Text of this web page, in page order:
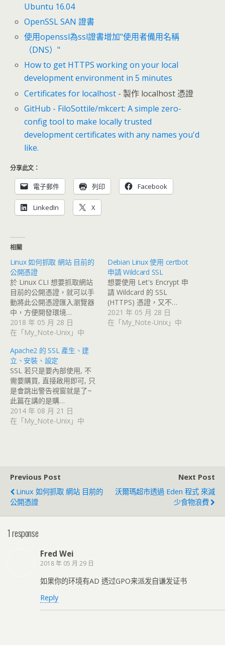
Ubuntu 16.04
OpenSSL SAN 證書
使用openssl為ssl證書增加"使用者備用名稱
（DNS）"
How to get HTTPS working on your local
development environment in 5 minutes
Certificates for localhost - 製作 localhost 憑證
GitHub - FiloSottile/mkcert: A simple zero-
config tool to make locally trusted
development certificates with any names you'd
like.
分享此文：
電子郵件 列印 Facebook
LinkedIn X
相關
Linux 如何抓取 網站 目前的
公開憑證
於 Linux CLI 想要抓取網站
目前的公開憑證，就可以手
動將此公開憑證匯入瀏覽器
中，方便開發環境…
2018 年 05 月 28 日
在「My_Note-Unix」中
Debian Linux 使用 certbot
申請 Wildcard SSL
想要使用 Let's Encrypt 申
請 Wildcard 的 SSL
(HTTPS) 憑證，又不…
2021 年 05 月 28 日
在「My_Note-Unix」中
Apache2 的 SSL 產生、建
立、安裝、設定
SSL 若只是要內部使用, 不
需要購買, 直接啟用即可, 只
是會跳出警告視窗就是了~
此篇在講的是購…
2014 年 08 月 21 日
在「My_Note-Unix」中
Previous Post
Linux 如何抓取 網站 目前的
公開憑證
Next Post
沃爾瑪超市透過 Eden 程式 來減
少食物浪費
1 response
Fred Wei
2018 年 05 月 29 日
如果你的环境有AD 透过GPO来派发自谦发证书
Reply